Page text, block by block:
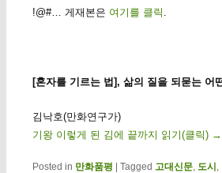
!@#… 게재본은 여기를 클릭 .
[혼자를 기르는 법], 삶의 질을 되묻는 어
김낙호(만화연구가)
기왕 이렇게 된 김에 끝까지 읽기(클릭) →
Posted in 만화품평 | Tagged 고대신문, 도시